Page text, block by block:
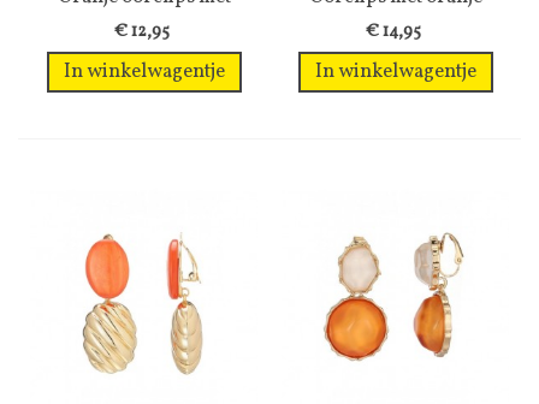
een...
€ 12,95
In winkelwagentje
hars in...
€ 14,95
In winkelwagentje